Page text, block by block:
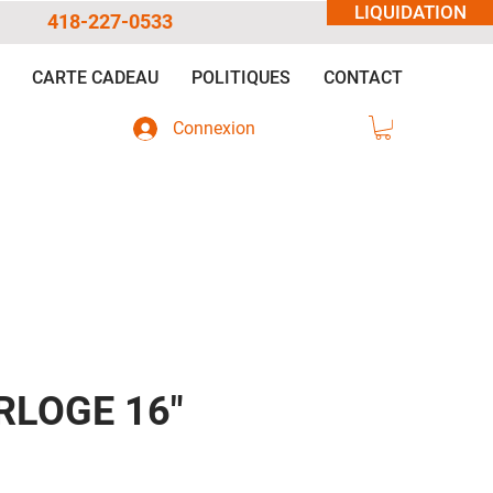
LIQUIDATION
418-227-0533
CARTE CADEAU POLITIQUES CONTACT
Connexion
16"